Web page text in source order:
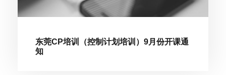
东莞CP培训（控制计划培训）9月份开课通
知